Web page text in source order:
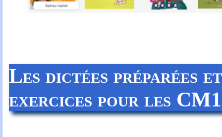
Les dictées préparées
exercices pour les